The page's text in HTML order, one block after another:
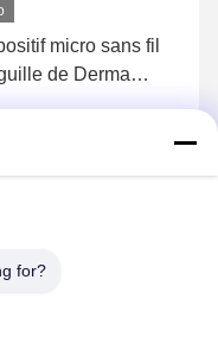
micro sans fil
de Derma
for?